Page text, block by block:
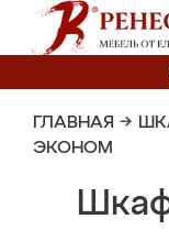
ГЛАВНАЯ →
ЭКОНОМ